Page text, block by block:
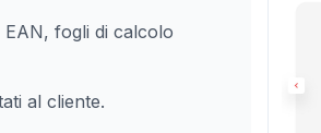
fogli di calcolo
al cliente.